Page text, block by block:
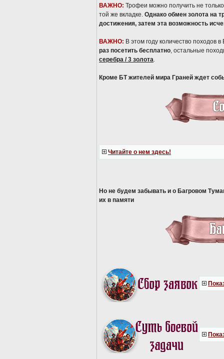
ВАЖНО: Трофеи можно получить не
той же вкладке. Однако обмен золота на
достижения, затем эта возможность
ВАЖНО: В этом году количество походов
раз посетить бесплатно, остальные
серебра / 3 золота.
Кроме БТ жителей мира Граней ждет
Читайте о нем здесь!
Но не будем забывать и о Багровом
их в памяти